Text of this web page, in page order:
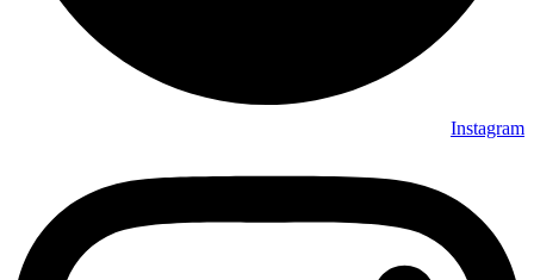
Instagram